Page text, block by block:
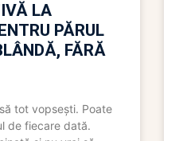
LA
PĂRUL
FĂRĂ
tot vopsești. Poate
de fiecare dată.